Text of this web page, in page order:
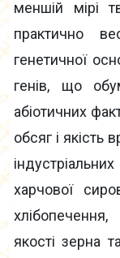
меншій мірі
практично
генетичної
генів, що
абіотичних
обсяг і якість
харчової
якості зерна